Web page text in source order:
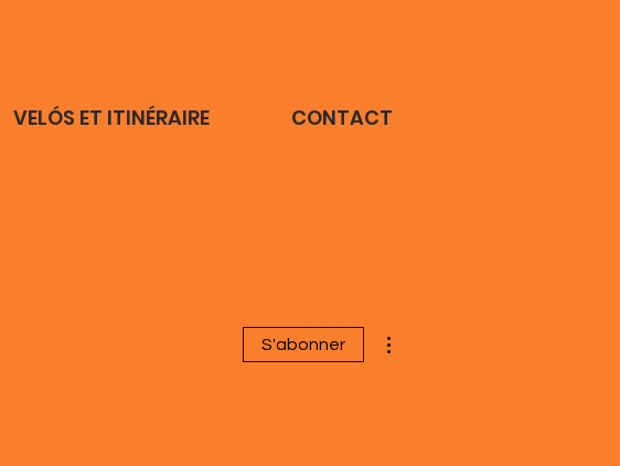
VELÓS ET ITINÉRAIRE CONTACT
S'abonner